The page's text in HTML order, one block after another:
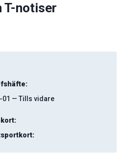
T-notiser
01 — Tills vidare